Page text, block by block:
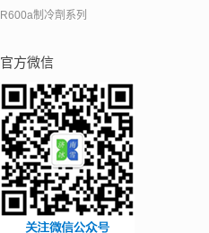
R600a制冷劑系列
官方微信